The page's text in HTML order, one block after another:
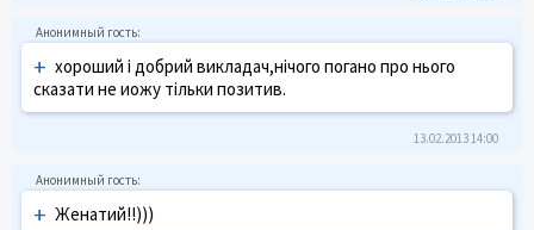
+ хороший і добрий викладач,нічого погано про нього
сказати не иожу тільки позитив.
13.02.2013 14:00
+ Женатий!!)))